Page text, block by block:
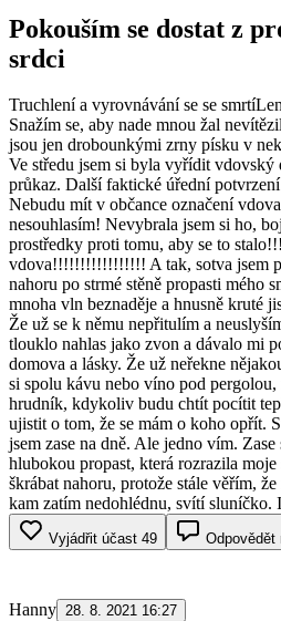
Pokouším se dostat z
srdci
Truchlení a vyrovnávání se se smrtí
Snažím se, aby nade mnou žal
jsou jen drobounkými zrny písku v
Ve středu jsem si byla vyřídit vdovský
průkaz. Další faktické úřední
Nebudu mít v občance označení
nesouhlasím! Nevybrala jsem si ho,
prostředky proti tomu, aby se to
vdova!!!!!!!!!!!!!!!!! A tak, sotva jsem
nahoru po strmé stěně propasti mého
mnoha vln beznaděje a hnusně kruté
Že už se k němu nepřitulím a
tlouklo nahlas jako zvon a dávalo mi
domova a lásky. Že už neřekne
si spolu kávu nebo víno pod
hrudník, kdykoliv budu chtít pocítit
ujistit o tom, že se mám o koho opřít.
jsem zase na dně. Ale jedno vím.
hlubokou propast, která rozrazila
škrábat nahoru, protože stále věřím,
kam zatím nedohlédnu, svítí sluníčko.
Vyjádřit účast 49 Odpovědět
Hanny 28. 8. 2021 16:27